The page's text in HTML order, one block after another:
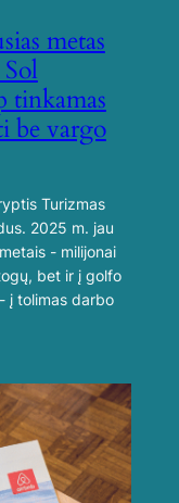
metas
tinkamas
be vargo
Turizmas
2025 m. jau
- milijonai
bet ir į golfo
į tolimas darbo